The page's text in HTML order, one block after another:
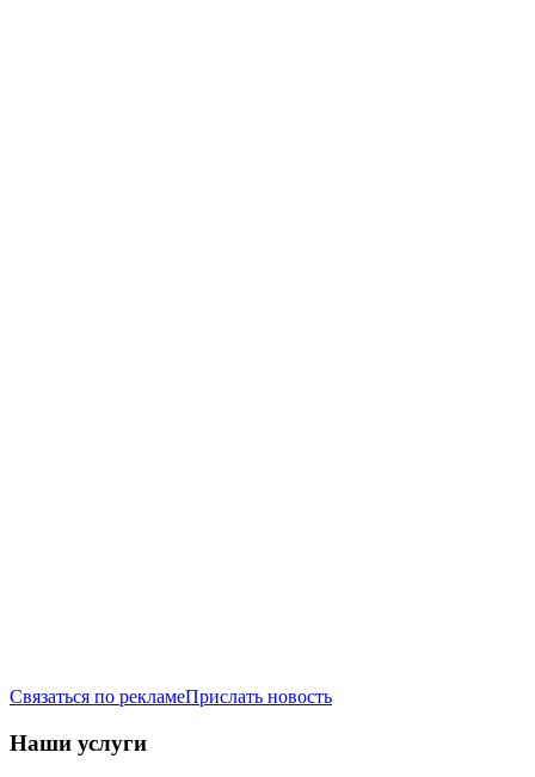
Связаться по рекламеПрислать новость
Наши услуги